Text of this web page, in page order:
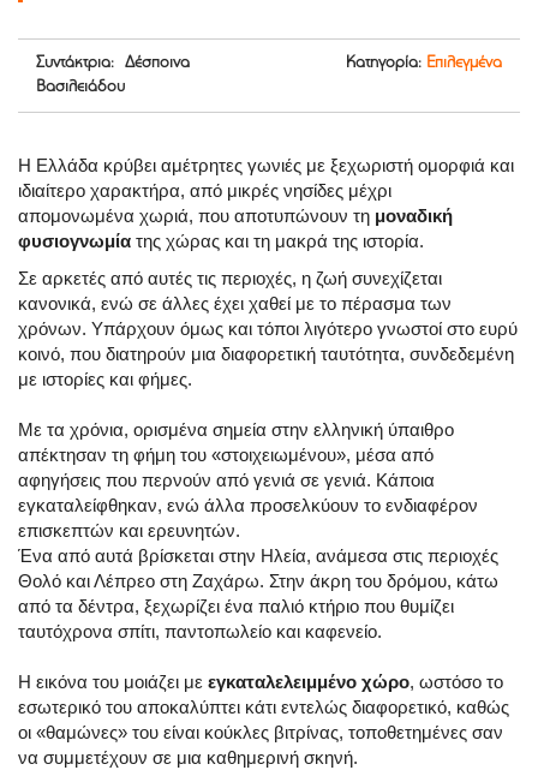
Συντάκτρια: Δέσποινα
Βασιλειάδου
Κατηγορία: Επιλεγμένα
Η Ελλάδα κρύβει αμέτρητες γωνιές με ξεχωριστή ομορφιά και
ιδιαίτερο χαρακτήρα, από μικρές νησίδες μέχρι
απομονωμένα χωριά, που αποτυπώνουν τη μοναδική
φυσιογνωμία της χώρας και τη μακρά της ιστορία.
Σε αρκετές από αυτές τις περιοχές, η ζωή συνεχίζεται
κανονικά, ενώ σε άλλες έχει χαθεί με το πέρασμα των
χρόνων. Υπάρχουν όμως και τόποι λιγότερο γνωστοί στο ευρύ
κοινό, που διατηρούν μια διαφορετική ταυτότητα, συνδεδεμένη
με ιστορίες και φήμες.
Με τα χρόνια, ορισμένα σημεία στην ελληνική ύπαιθρο
απέκτησαν τη φήμη του «στοιχειωμένου», μέσα από
αφηγήσεις που περνούν από γενιά σε γενιά. Κάποια
εγκαταλείφθηκαν, ενώ άλλα προσελκύουν το ενδιαφέρον
επισκεπτών και ερευνητών.
Ένα από αυτά βρίσκεται στην Ηλεία, ανάμεσα στις περιοχές
Θολό και Λέπρεο στη Ζαχάρω. Στην άκρη του δρόμου, κάτω
από τα δέντρα, ξεχωρίζει ένα παλιό κτήριο που θυμίζει
ταυτόχρονα σπίτι, παντοπωλείο και καφενείο.
Η εικόνα του μοιάζει με εγκαταλελειμμένο χώρο, ωστόσο το
εσωτερικό του αποκαλύπτει κάτι εντελώς διαφορετικό, καθώς
οι «θαμώνες» του είναι κούκλες βιτρίνας, τοποθετημένες σαν
να συμμετέχουν σε μια καθημερινή σκηνή.